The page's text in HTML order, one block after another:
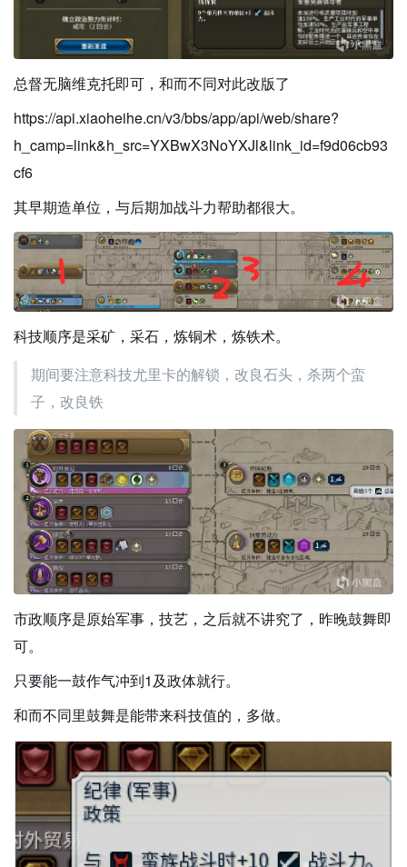
总督无脑维克托即可，和而不同对此改版了
https://api.xiaoheihe.cn/v3/bbs/app/api/web/share?
h_camp=link&h_src=YXBwX3NoYXJl&link_id=f9d06cb93
cf6
其早期造单位，与后期加战斗力帮助都很大。
科技顺序是采矿，采石，炼铜术，炼铁术。
期间要注意科技尤里卡的解锁，改良石头，杀两个蛮
子，改良铁
市政顺序是原始军事，技艺，之后就不讲究了，昨晚鼓舞即
可。
只要能一鼓作气冲到1及政体就行。
和而不同里鼓舞是能带来科技值的，多做。